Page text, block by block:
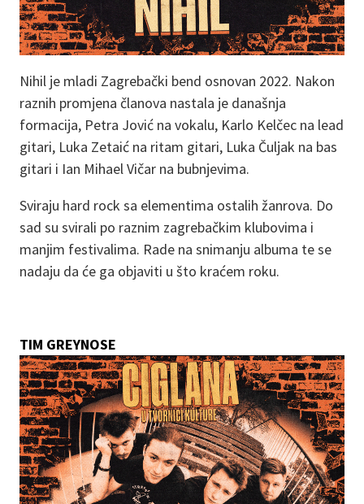
Nihil je mladi Zagrebački bend osnovan 2022. Nakon
raznih promjena članova nastala je današnja
formacija, Petra Jović na vokalu, Karlo Kelčec na lead
gitari, Luka Zetaić na ritam gitari, Luka Čuljak na bas
gitari i Ian Mihael Vičar na bubnjevima.
Sviraju hard rock sa elementima ostalih žanrova. Do
sad su svirali po raznim zagrebačkim klubovima i
manjim festivalima. Rade na snimanju albuma te se
nadaju da će ga objaviti u što kraćem roku.
TIM GREYNOSE